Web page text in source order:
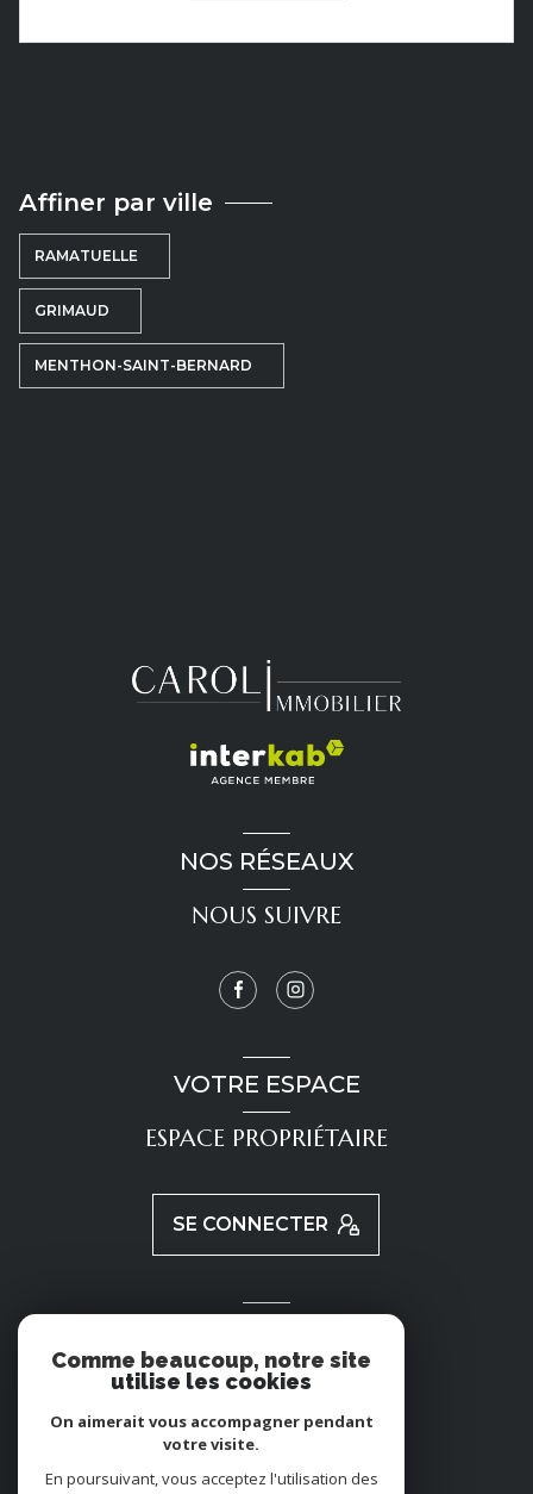
Affiner par ville
RAMATUELLE
GRIMAUD
MENTHON-SAINT-BERNARD
NOS RÉSEAUX
NOUS SUIVRE
VOTRE ESPACE
ESPACE PROPRIÉTAIRE
SE CONNECTER
NOUS ADHÉRONS
Comme beaucoup, notre site
utilise les cookies
On aimerait vous accompagner pendant
votre visite.
En poursuivant, vous acceptez l'utilisation des